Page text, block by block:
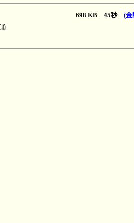
698 KB 45秒 (金